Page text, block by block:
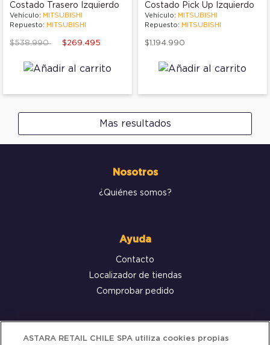
Costado Trasero Izquierdo
Vehículo: MITSUBISHI
Repuesto: MITSUBISHI
Price reduced from
$538.990to $269.495
Costado Pick Up Izquierdo
Vehículo: MITSUBISHI
Repuesto: MITSUBISHI
$1.194.990
Mas resultados
Nosotros
¿Quiénes somos?
Ayuda
Contacto
Localizador de tiendas
Comprobar pedido
Servicio al cliente
ASTARA RETAIL CHILE SPA utiliza cookies propias